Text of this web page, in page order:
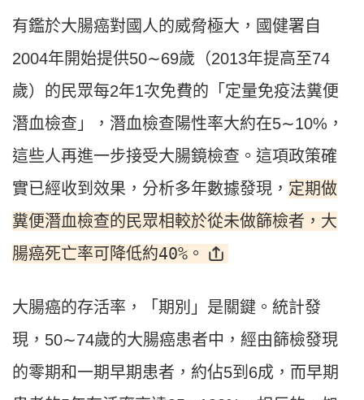
有鑑於大腸癌對國人的威脅極大，國健署自
2004年開始提供50∼69歲（2013年提高至74
歲）的民眾每2年1次免費的「定量免疫法糞便
潛血檢查」，潛血檢查陽性率大約在5∼10%，
這些人再進一步接受大腸鏡檢查。這項政策確
實已經收到效果，分析多年數據發現， 定期做
糞便潛血檢查的民眾相較於從未做篩檢者，大
腸癌死亡率可降低約40%。
大腸癌的存活率，「期別」是關鍵。統計發
現，50∼74歲的大腸癌患者中，經由篩檢發現
的零期和一期早期患者，約佔5到6成，而早期